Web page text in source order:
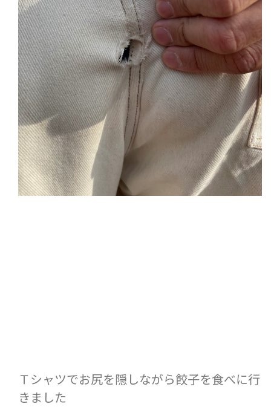
Ｔシャツでお尻を隠しながら餃子を食べに行
きました